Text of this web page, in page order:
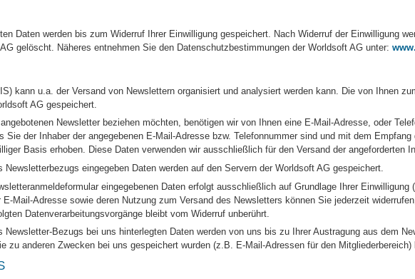
Daten werden bis zum Widerruf Ihrer Einwilligung gespeichert. Nach Widerruf der Einwilligung
gelöscht. Näheres entnehmen Sie den Datenschutzbestimmungen der Worldsoft AG unter:
kann u.a. der Versand von Newslettern organisiert und analysiert werden kann. Die von Ihnen
AG gespeichert.
Newsletter beziehen möchten, benötigen wir von Ihnen eine E-Mail-Adresse, oder
Sie der Inhaber der angegebenen E-Mail-Adresse bzw. Telefonnummer sind und mit dem
Basis erhoben. Diese Daten verwenden wir ausschließlich für den Versand der angeforderten
Newsletterbezugs eingegeben Daten werden auf den Servern der Worldsoft AG gespeichert.
eingegebenen Daten erfolgt ausschließlich auf Grundlage Ihrer
Mail-Adresse sowie deren Nutzung zum Versand des Newsletters können Sie jederzeit
Datenverarbeitungsvorgänge bleibt vom Widerruf unberührt.
Newsletter-Bezugs bei uns hinterlegten Daten werden von uns bis zu Ihrer Austragung aus dem
zu anderen Zwecken bei uns gespeichert wurden (z.B. E-Mail-Adressen für den Mitgliederbereich)